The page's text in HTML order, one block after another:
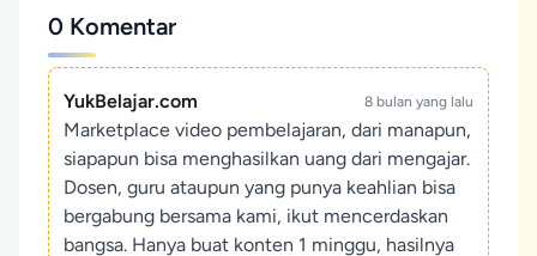
0 Komentar
YukBelajar.com 8 bulan yang lalu
Marketplace video pembelajaran, dari manapun,
siapapun bisa menghasilkan uang dari mengajar.
Dosen, guru ataupun yang punya keahlian bisa
bergabung bersama kami, ikut mencerdaskan
bangsa. Hanya buat konten 1 minggu, hasilnya